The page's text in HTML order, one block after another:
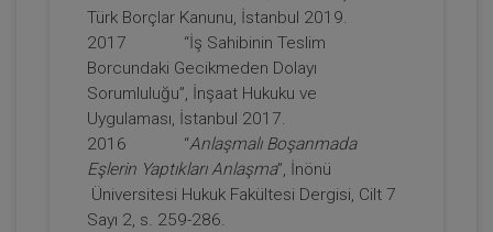
Tüketici Hukuku Enstitüsü
Türk Borçlar Kanunu, İstanbul 2019.
2017 “İş Sahibinin Teslim
Borcundaki Gecikmeden Dolayı
Sorumluluğu”, İnşaat Hukuku ve
Uygulaması, İstanbul 2017.
2016 “Anlaşmalı Boşanmada
Eşlerin Yaptıkları Anlaşma”, İnönü
Üniversitesi Hukuk Fakültesi Dergisi, Cilt 7
Sayı 2, s. 259-286.